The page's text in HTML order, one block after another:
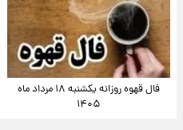
فال قهوه روزانه یکشنبه ۱۸ مرداد ماه
۱۴۰۵